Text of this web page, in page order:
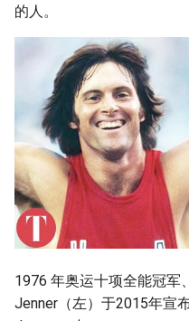
的人。
1976 年奥运十项全能冠军
Jenner（左）于2015年宣